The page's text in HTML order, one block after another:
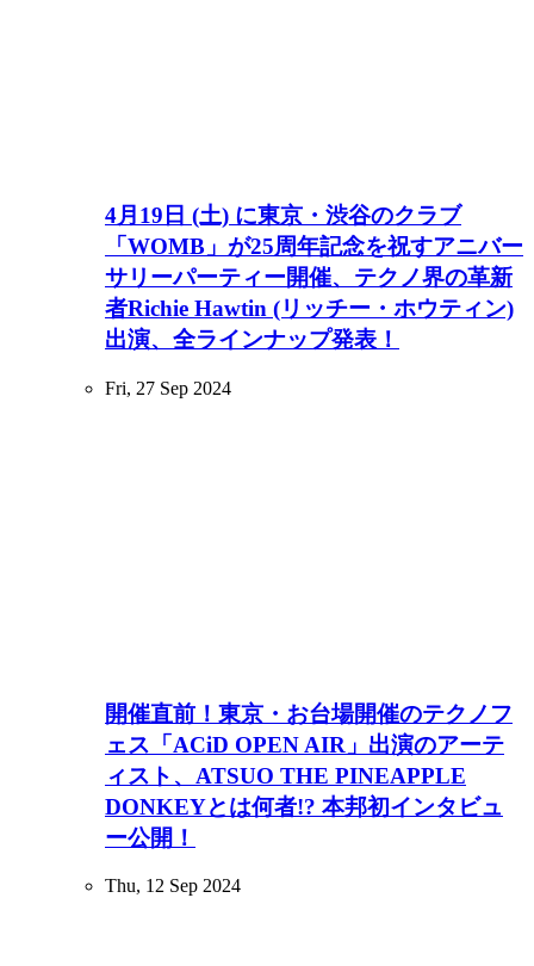
4月19日 (土) に東京・渋谷のクラブ
「WOMB」が25周年記念を祝すアニバー
サリーパーティー開催、テクノ界の革新
者Richie Hawtin (リッチー・ホウティン)
出演、全ラインナップ発表！
Fri, 27 Sep 2024
開催直前！東京・お台場開催のテクノフ
ェス「ACiD OPEN AIR」出演のアーテ
ィスト、ATSUO THE PINEAPPLE
DONKEYとは何者!? 本邦初インタビュ
ー公開！
Thu, 12 Sep 2024